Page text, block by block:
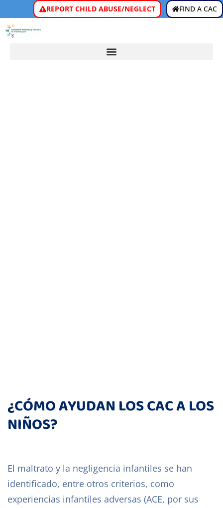
FIND A CAC
REPORT CHILD ABUSE/NEGLECT
¿CÓMO AYUDAN LOS CAC A LOS
NIÑOS?
El maltrato y la negligencia infantiles se han
identificado, entre otros criterios, como
experiencias infantiles adversas (ACE, por sus